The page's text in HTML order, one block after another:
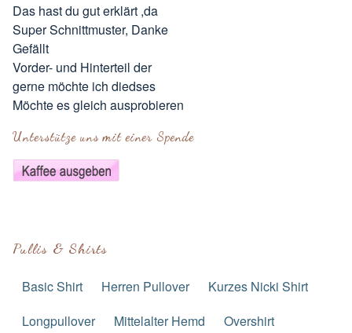
Das hast du gut erklärt ,da
Super Schnittmuster, Danke
Gefällt
Vorder- und Hinterteil der
gerne möchte ich diedses
Möchte es gleich ausprobieren
Unterstütze uns mit einer Spende
Pullis & Shirts
Basic Shirt Herren Pullover
Kurzes Nicki Shirt
Longpullover
Mittelalter Hemd
Overshirt